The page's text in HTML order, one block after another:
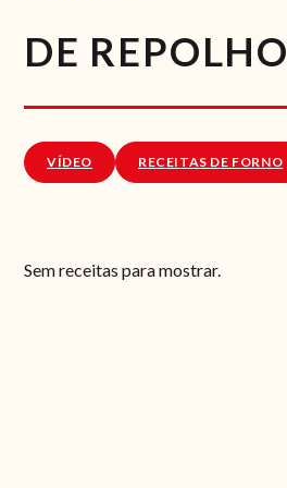
DE REPOLHO
VÍDEO RECEITAS DE FORNO
Sem receitas para mostrar.